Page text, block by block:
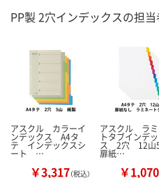
PP製 2穴インデックスの担
アスクル カラーイ
ンデックス A4タ
テ インデックスシ
ート …
￥3,317（税込）
アスクル ラミ
トタブインデ
ス 2穴 12山
扉紙…
￥1,070